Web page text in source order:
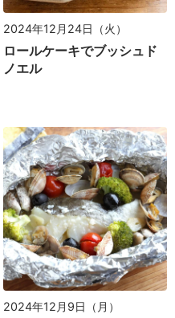
2024年12月24日（火）
ロールケーキでブッシュド
ノエル
2024年12月9日（月）